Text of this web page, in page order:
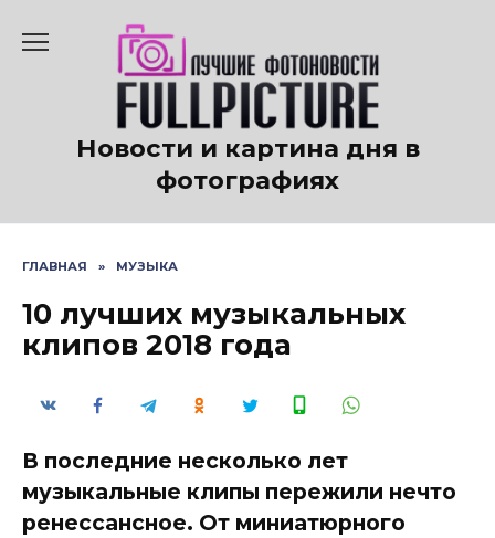
содержанию
Новости и картина дня в
фотографиях
ГЛАВНАЯ » МУЗЫКА
10 лучших музыкальных
клипов 2018 года
В последние несколько лет
музыкальные клипы пережили нечто
ренессансное. От миниатюрного